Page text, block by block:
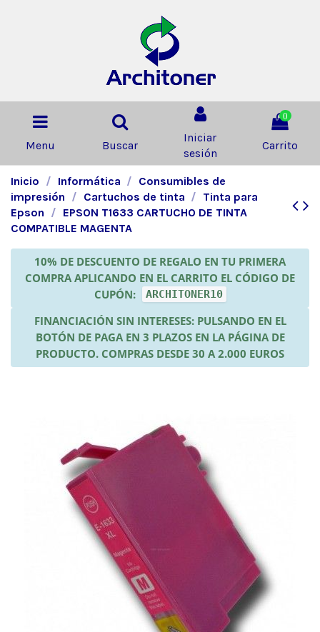
Menu Buscar
Iniciar
sesión
0
Carrito
Inicio Informática
Consumibles de
impresión
Cartuchos de tinta
Tinta para
Epson
EPSON T1633 CARTUCHO DE TINTA
COMPATIBLE MAGENTA
10% DE DESCUENTO DE REGALO EN TU PRIMERA
COMPRA APLICANDO EN EL CARRITO EL CÓDIGO DE
CUPÓN:
ARCHITONER10
FINANCIACIÓN SIN INTERESES: PULSANDO EN EL
BOTÓN DE PAGA EN 3 PLAZOS EN LA PÁGINA DE
PRODUCTO. COMPRAS DESDE 30 A 2.000 EUROS